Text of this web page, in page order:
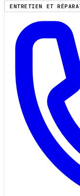
ENTRETIEN ET